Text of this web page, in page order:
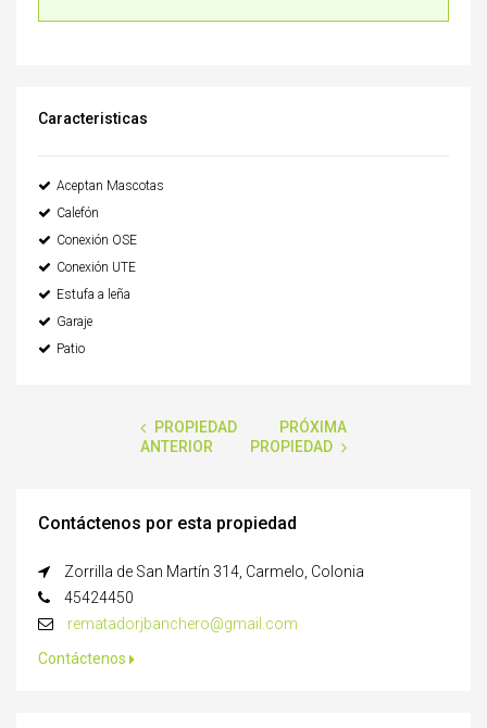
Caracteristicas
Aceptan Mascotas
Calefón
Conexión OSE
Conexión UTE
Estufa a leña
Garaje
Patio
PROPIEDAD
ANTERIOR
PRÓXIMA
PROPIEDAD
Contáctenos por esta propiedad
Zorrilla de San Martín 314, Carmelo, Colonia
45424450
rematadorjbanchero@gmail.com
Contáctenos